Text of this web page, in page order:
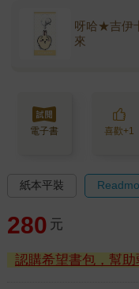
呀哈★吉伊
來
電子書 喜歡+1
紙本平裝
280 元
認購希望書包，幫助